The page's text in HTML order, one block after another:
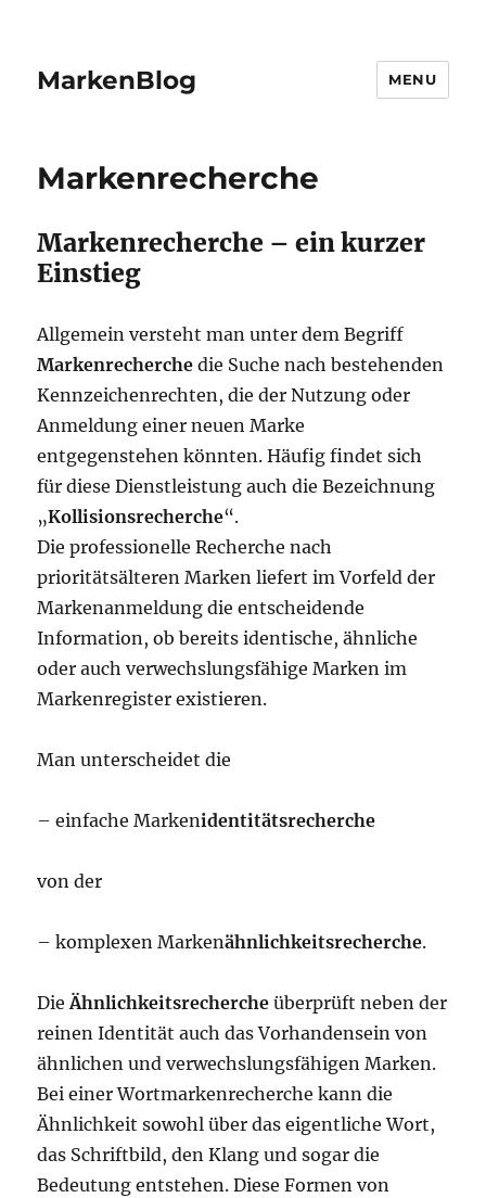
MarkenBlog MENU
Markenrecherche
Markenrecherche – ein kurzer
Einstieg
Allgemein versteht man unter dem Begriff
Markenrecherche die Suche nach bestehenden
Kennzeichenrechten, die der Nutzung oder
Anmeldung einer neuen Marke
entgegenstehen könnten. Häufig findet sich
für diese Dienstleistung auch die Bezeichnung
„Kollisionsrecherche“.
Die professionelle Recherche nach
prioritätsälteren Marken liefert im Vorfeld der
Markenanmeldung die entscheidende
Information, ob bereits identische, ähnliche
oder auch verwechslungsfähige Marken im
Markenregister existieren.
Man unterscheidet die
– einfache Markenidentitätsrecherche
von der
– komplexen Markenähnlichkeitsrecherche.
DieÄhnlichkeitsrecherche überprüft neben der
reinen Identität auch das Vorhandensein von
ähnlichen und verwechslungsfähigen Marken.
Bei einer Wortmarkenrecherche kann die
Ähnlichkeit sowohl über das eigentliche Wort,
das Schriftbild, den Klang und sogar die
Bedeutung entstehen. Diese Formen von